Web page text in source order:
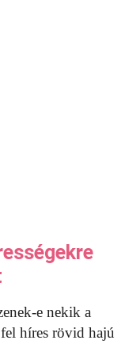
e nekik a
híres rövid hajú